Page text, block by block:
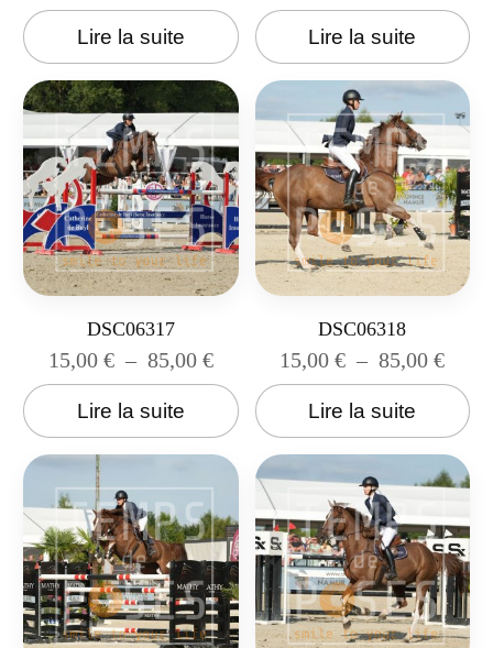
Lire la suite Lire la suite
DSC06317
15,00 € – 85,00 €
Lire la suite
DSC06318
15,00€ – 85,00€
Lire la suite